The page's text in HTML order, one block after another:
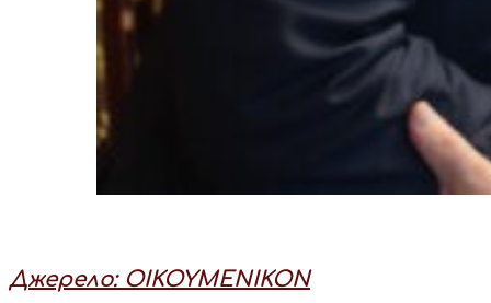
Джерело: ΟΙΚΟΥΜΕΝΙΚΟN